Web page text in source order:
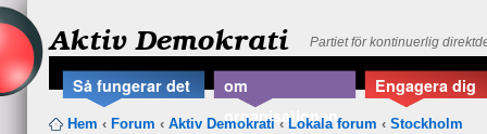
Aktiv Demokrati Partiet för kontinuerlig
Så fungerar det
om
organisationen
Engagera dig
Hem ‹ Forum ‹ Aktiv Demokrati ‹ Lokala forum ‹ Stockholm